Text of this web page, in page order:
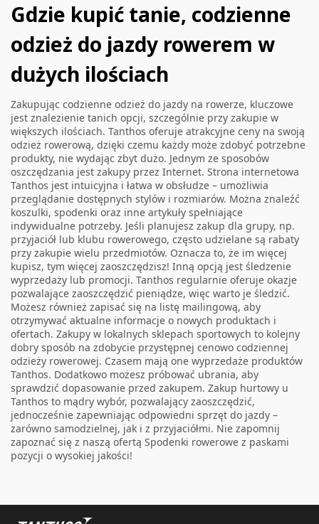
Gdzie kupić tanie, codzienne
odzież do jazdy rowerem w
dużych ilościach
Zakupując codzienne odzież do jazdy na rowerze, kluczowe
jest znalezienie tanich opcji, szczególnie przy zakupie w
większych ilościach. Tanthos oferuje atrakcyjne ceny na swoją
odzież rowerową, dzięki czemu każdy może zdobyć potrzebne
produkty, nie wydając zbyt dużo. Jednym ze sposobów
oszczędzania jest zakupy przez Internet. Strona internetowa
Tanthos jest intuicyjna i łatwa w obsłudze – umożliwia
przeglądanie dostępnych stylów i rozmiarów. Można znaleźć
koszulki, spodenki oraz inne artykuły spełniające
indywidualne potrzeby. Jeśli planujesz zakup dla grupy, np.
przyjaciół lub klubu rowerowego, często udzielane są rabaty
przy zakupie wielu przedmiotów. Oznacza to, że im więcej
kupisz, tym więcej zaoszczędzisz! Inną opcją jest śledzenie
wyprzedaży lub promocji. Tanthos regularnie oferuje okazje
pozwalające zaoszczędzić pieniądze, więc warto je śledzić.
Możesz również zapisać się na listę mailingową, aby
otrzymywać aktualne informacje o nowych produktach i
ofertach. Zakupy w lokalnych sklepach sportowych to kolejny
dobry sposób na zdobycie przystępnej cenowo codziennej
odzieży rowerowej. Czasem mają one wyprzedaże produktów
Tanthos. Dodatkowo możesz próbować ubrania, aby
sprawdzić dopasowanie przed zakupem. Zakup hurtowy u
Tanthos to mądry wybór, pozwalający zaoszczędzić,
jednocześnie zapewniając odpowiedni sprzęt do jazdy –
zarówno samodzielnej, jak i z przyjaciółmi. Nie zapomnij
zapoznać się z naszą ofertą Spodenki rowerowe z paskami
pozycji o wysokiej jakości!